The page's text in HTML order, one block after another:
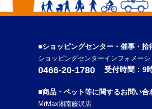
■ショッピングセンター・催事・
ショッピングセンターインフォメーシ
0466-20-1780 受付時間：9
■商品・ペット等に関するお問い合
MrMax湘南藤沢店